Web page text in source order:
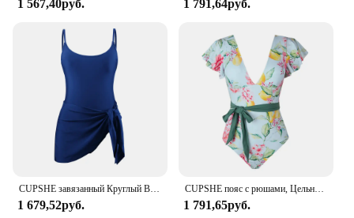
1 567,40руб. 1 791,64руб.
CUPSHE завязанный Круглый Вырез Цельный купальник платье для женщин сексуальный Cami ремни Монокини Купальники 2024 купальный костюм Пляжная одежда
1 679,52руб.
CUPSHE пояс с рюшами, Цельный купальник для женщин, сексуальный, v-образный вырез, открытая спина, пляжная одежда, монокини, 2022, пляжные купальные костюмы, купальники
1 791,65руб.